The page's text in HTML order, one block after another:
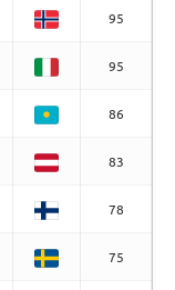
95
95
86
83
78
75